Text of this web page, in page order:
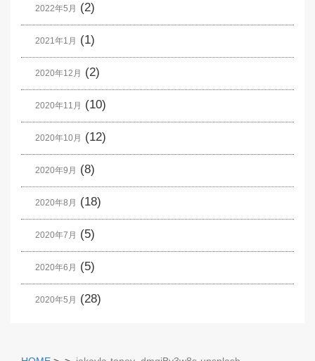
2022年5月 (2)
2021年1月 (1)
2020年12月 (2)
2020年11月 (10)
2020年10月 (12)
2020年9月 (8)
2020年8月 (18)
2020年7月 (5)
2020年6月 (5)
2020年5月 (28)